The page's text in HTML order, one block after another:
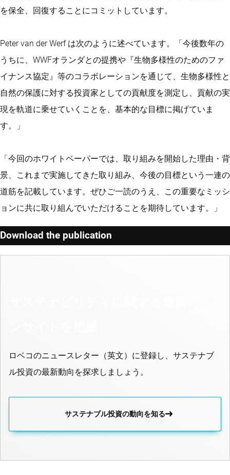
を保全、回復することにコミットしています。
Peter van der Werf は次のように述べています。「今後数年の
うちに、WWFオランダとの提携や『生物多様性のためのファ
イナンス協定』等のコラボレーションを通じて、生物多様性と
自然の保護に対する投資家としての貢献度を測定し、貢献の実
現を軌道に乗せていくことを、基本的な目標に掲げていま
す。」
「今回のホワイトペーパーでは、取り組みを開始した理由・背
景、これまで実施してきた取り組み、今後の目標という一連の
道筋を記載しています。ぜひご一読のうえ、この重要なミッシ
ョンに共に取り組んでいただけることを期待しています。」
Download the publication
ロベコのニュースレター（英文）に登録し、サステナブ
ル投資の最新動向を探求しましょう。
サステナブル投資の動向を知る